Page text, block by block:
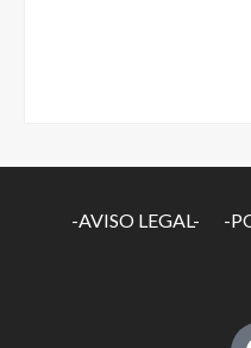
-AVISO LEGAL- -